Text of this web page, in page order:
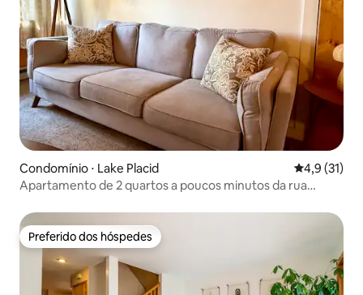
Condomínio ⋅ Lake Placid 4,9 de uma
4,9 (31)
Apartamento de 2 quartos a poucos minutos da rua
Preferido dos hóspedes
Preferido dos hóspedes